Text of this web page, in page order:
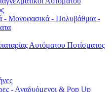
- Μονοφασικά - Πολυβάθμια -
Αυτόματου Ποτίσματος
- Αναδυόμενοι & Pop Up